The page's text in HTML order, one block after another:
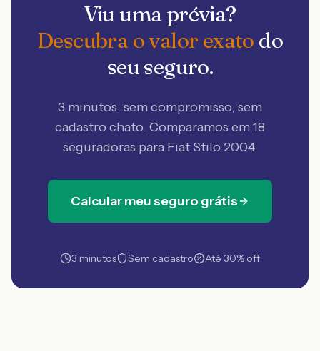
Viu uma prévia?
Descubra o valor exato do
seu seguro.
3 minutos, sem compromisso, sem
cadastro chato. Comparamos em 18
seguradoras para Fiat Stilo 2004.
Calcular meu seguro grátis
3 minutos Sem cadastro Até 30% off